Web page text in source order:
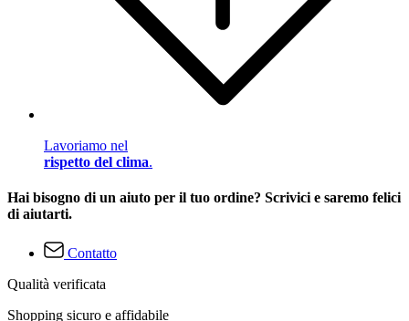
Lavoriamo nel
rispetto del clima.
Hai bisogno di un aiuto per il tuo ordine? Scrivici e saremo felici
di aiutarti.
Contatto
Qualità verificata
Shopping sicuro e affidabile